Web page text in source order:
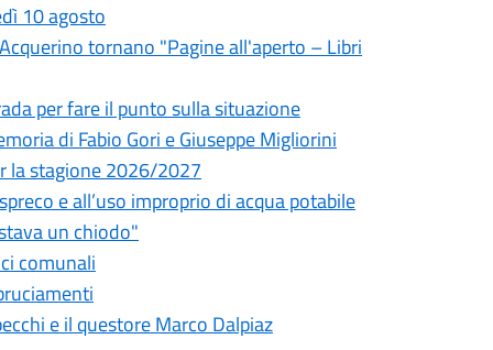
10 agosto
tornano "Pagine all'aperto – Libri
per fare il punto sulla situazione
di Fabio Gori e Giuseppe Migliorini
la stagione 2026/2027
e all’uso improprio di acqua potabile
un chiodo"
comunali
e il questore Marco Dalpiaz